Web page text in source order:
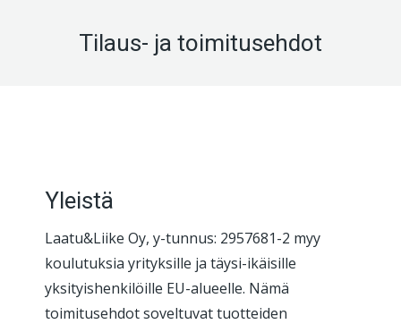
Tilaus- ja toimitusehdot
Yleistä
Laatu&Liike Oy, y-tunnus: 2957681-2 myy
koulutuksia yrityksille ja täysi-ikäisille
yksityishenkilöille EU-alueelle. Nämä
toimitusehdot soveltuvat tuotteiden